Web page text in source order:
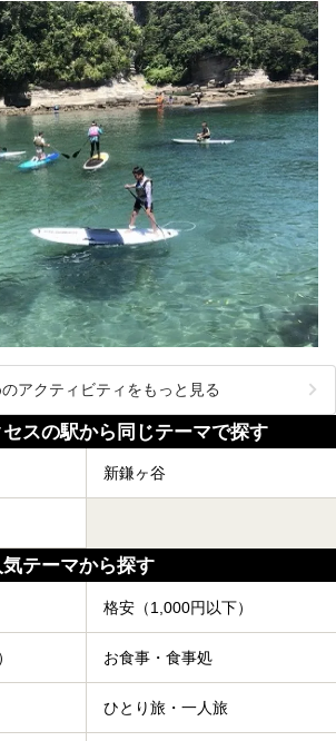
アクティビティをもっと見る
スの駅から同じテーマで探す
新鎌ヶ谷
テーマから探す
格安（1,000円以下）
お食事・食事処
ひとり旅・一人旅